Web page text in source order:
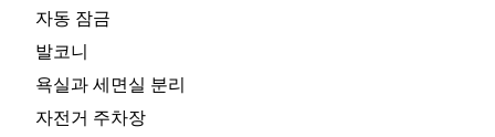
자동 잠금
발코니
욕실과 세면실 분리
자전거 주차장